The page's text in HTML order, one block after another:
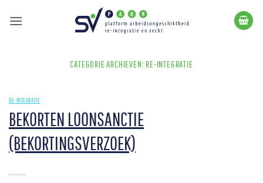
naar
CATEGORIE ARCHIEVEN: RE-INTEGRATIE
RE-INTEGRATIE
BEKORTEN LOONSANCTIE
(BEKORTINGSVERZOEK)